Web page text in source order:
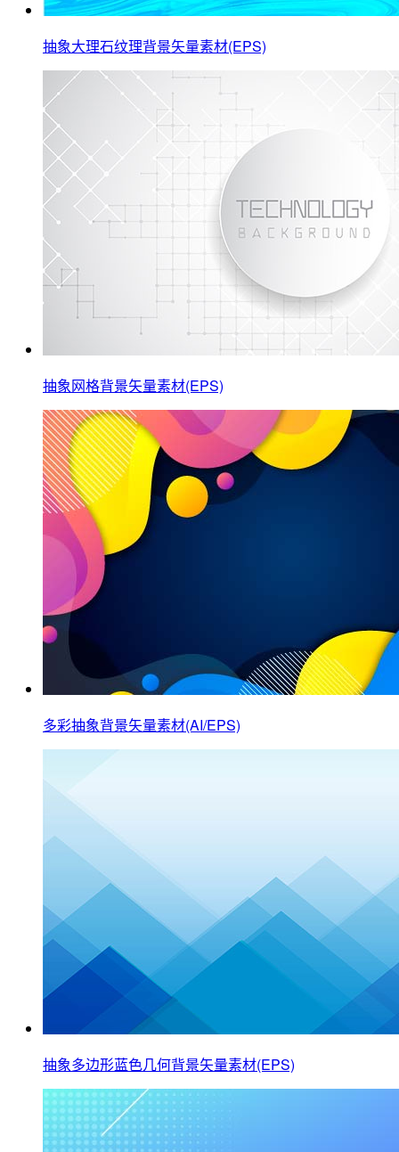
抽象大理石纹理背景矢量素材(EPS)
抽象网格背景矢量素材(EPS)
多彩抽象背景矢量素材(AI/EPS)
抽象多边形蓝色几何背景矢量素材(EPS)